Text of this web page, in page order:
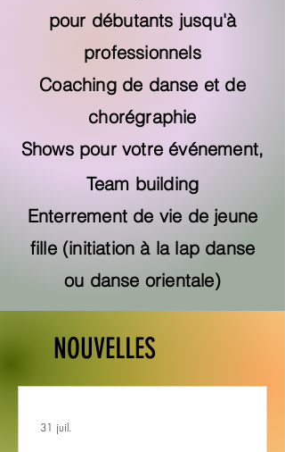
pour débutants jusqu'à
professionnels
​Coaching de danse et de
chorégraphie
Shows pour votre événement,
Team building
Enterrement de vie de jeune
fille (initiation à la lap danse
ou danse orientale)
NOUVELLES
31 juil.